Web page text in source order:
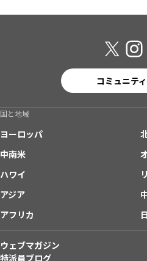
コミュニテ
国と地域
ヨーロッパ
中南米
ハワイ
アジア
アフリカ
ウェブマガジン
特派員ブログ